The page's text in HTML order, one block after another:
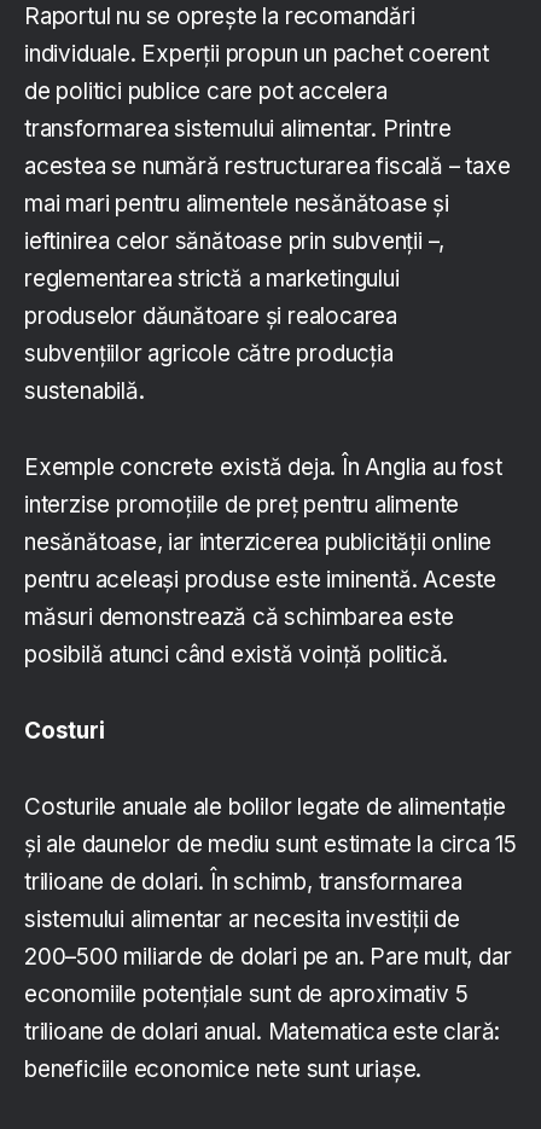
Raportul nu se oprește la recomandări
individuale. Experții propun un pachet coerent
de politici publice care pot accelera
transformarea sistemului alimentar. Printre
acestea se numără restructurarea fiscală – taxe
mai mari pentru alimentele nesănătoase și
ieftinirea celor sănătoase prin subvenții –,
reglementarea strictă a marketingului
produselor dăunătoare și realocarea
subvențiilor agricole către producția
sustenabilă.
Exemple concrete există deja. În Anglia au fost
interzise promoțiile de preț pentru alimente
nesănătoase, iar interzicerea publicității online
pentru aceleași produse este iminentă. Aceste
măsuri demonstrează că schimbarea este
posibilă atunci când există voință politică.
Costuri
Costurile anuale ale bolilor legate de alimentație
și ale daunelor de mediu sunt estimate la circa 15
trilioane de dolari. În schimb, transformarea
sistemului alimentar ar necesita investiții de
200–500 miliarde de dolari pe an. Pare mult, dar
economiile potențiale sunt de aproximativ 5
trilioane de dolari anual. Matematica este clară:
beneficiile economice nete sunt uriașe.